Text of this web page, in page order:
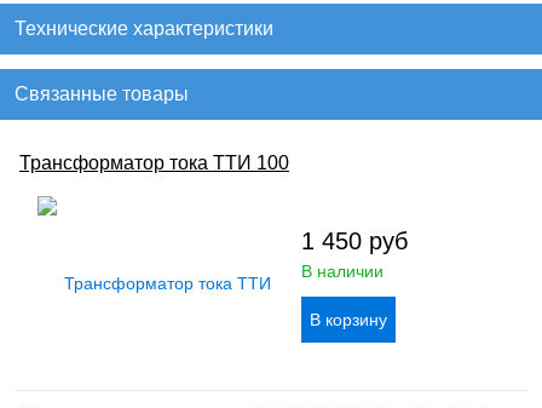
Технические характеристики
Связанные товары
Трансформатор тока ТТИ 100
1 450 руб
В наличии